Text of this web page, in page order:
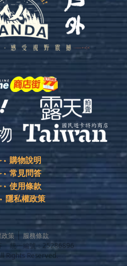
購物說明
常見問答
使用條款
隱私權政策
策
服務條款
統一編號： 25286896
Rights Reserved.